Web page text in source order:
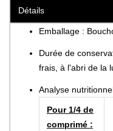
Détails
Emballage :
Durée de
frais, à l'abri de la
Analyse
Pour 1/4 de
comprimé :